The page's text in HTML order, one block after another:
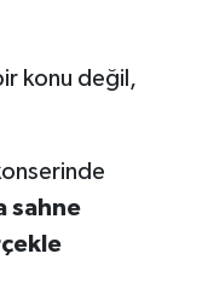
konu değil,
sahne